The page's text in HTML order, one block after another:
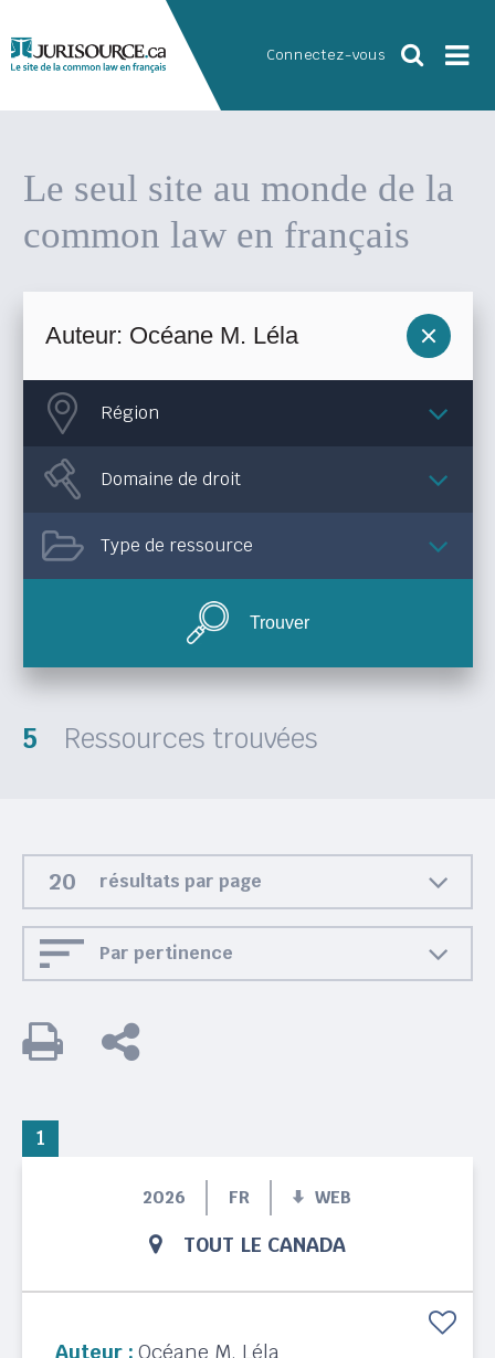
Connectez-vous
Le seul site au monde de la
common law en français
Région
Domaine de droit
Type de ressource
Trouver
5 Ressources trouvées
résultats par page
Par pertinence
2026 FR WEB
TOUT LE CANADA
Auteur : Océane M. Léla
1